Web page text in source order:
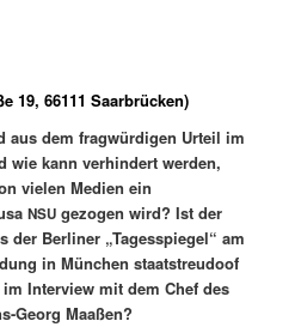
19, 66111 Saarbrücken)
aus dem frag­würdi­gen Urteil im
wie kann ver­hin­dert wer­den,
vie­len Medi­en ein
NSU gezo­gen wird? Ist der
der Berlin­er „Tagesspiegel“ am
in München staat­streudoof
Inter­view mit dem Chef des
Georg Maaßen?